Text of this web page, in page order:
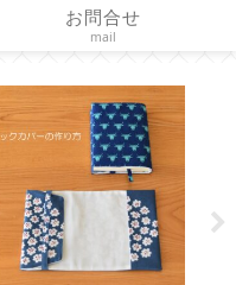
お問合せ
mail